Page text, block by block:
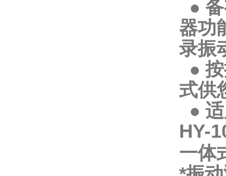
●
器功
录振
●
式供
●
HY-
一体